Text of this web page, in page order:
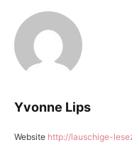
Yvonne Lips
Website http://lauschige-